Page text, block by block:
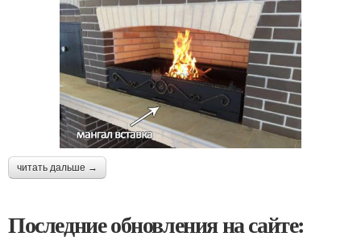
читать дальше →
Последние обновления на сайте: